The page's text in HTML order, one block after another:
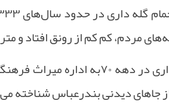
گله داری در حدود سال‌های
مردم، کم کم از رونق افتاد و
در دهه۷۰به اداره میراث
جاهای دیدنی بندرعباس شناخته